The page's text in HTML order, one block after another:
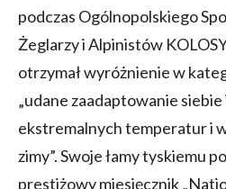
podczas Ogólnopolskiego
Żeglarzy i Alpinistów
otrzymał wyróżnienie w
„udane zaadaptowanie
ekstremalnych temperatur i
zimy”. Swoje łamy tyskiemu
prestiżowy miesięcznik